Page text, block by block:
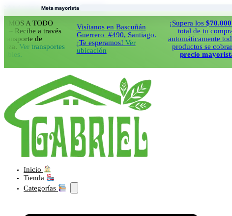
Saltar al contenido principal Saltar al pie de página
A TODO
a través
de
Ver transportes
Visítanos en Bascuñán
Guerrero #490, Santiago.
¡Te esperamos!Ver
ubicación
¡Supera los$70.000en el
total de tu compra y
automáticamente todos tus
productos se cobraran a
precio mayorista!
Inicio
Tienda
Categorías
Meta mayorista